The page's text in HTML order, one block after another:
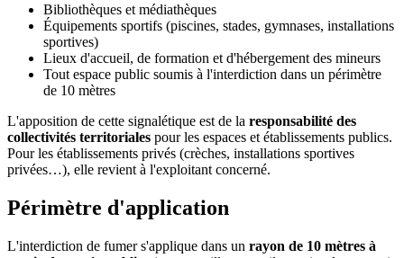
Bibliothèques et médiathèques
Équipements sportifs (piscines, stades, gymnases, installations
sportives)
Lieux d'accueil, de formation et d'hébergement des mineurs
Tout espace public soumis à l'interdiction dans un périmètre
de 10 mètres
L'apposition de cette signalétique est de la responsabilité des
collectivités territoriales pour les espaces et établissements publics.
Pour les établissements privés (crèches, installations sportives
privées…), elle revient à l'exploitant concerné.
Périmètre d'application
L'interdiction de fumer s'applique dans un rayon de 10 mètres à